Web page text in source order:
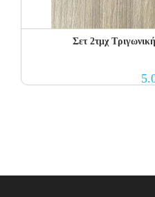
Σετ 2τμχ